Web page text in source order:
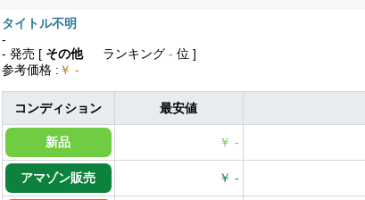
タイトル不明
-
- 発売 [ その他 ランキング - 位 ]
参考価格 : ￥ -
コンディション 最安値
新品 ￥ -
アマゾン販売 ￥ -